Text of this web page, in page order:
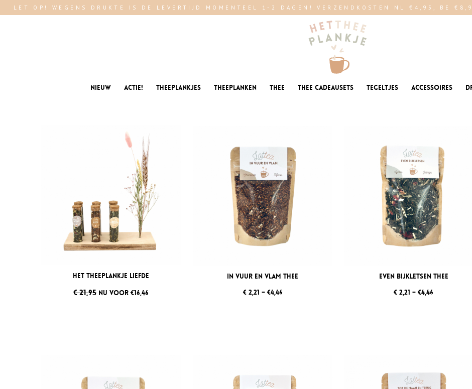
LET OP! WEGENS DRUKTE IS DE LEVERTIJD MOMENTEEL 1-2 DAGEN! VERZENDKOSTEN NL €4,95, BE
Nieuw Actie! Theeplankjes Theeplanken Thee Thee cadeausets Tegeltjes Accessoires
Het Theeplankje Liefde
€ 21,95 NU VOOR €16,46
In Vuur en Vlam thee
€ 2,21 – €4,46
Even Bijkletsen thee
€ 2,21 – €4,46